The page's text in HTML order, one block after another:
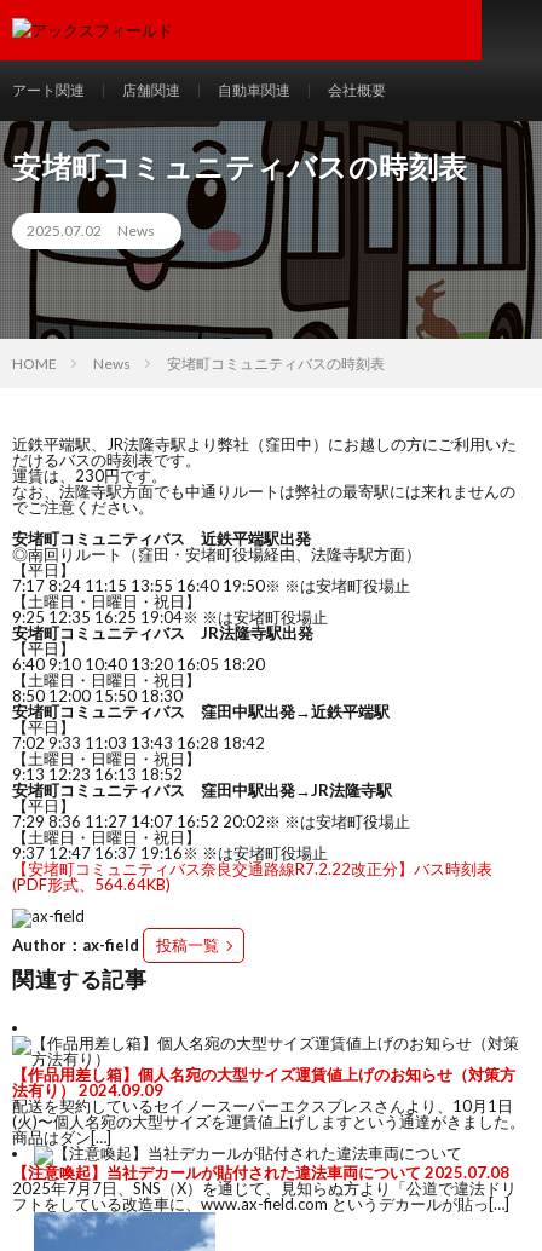
アート関連 店舗関連 自動車関連 会社概要
安堵町コミュニティバスの時刻表
2025.07.02 News
HOME News 安堵町コミュニティバスの時刻表
近鉄平端駅、JR法隆寺駅より弊社（窪田中）にお越しの方にご利用いた
だけるバスの時刻表です。
運賃は、230円です。
なお、法隆寺駅方面でも中通りルートは弊社の最寄駅には来れませんの
でご注意ください。
安堵町コミュニティバス 近鉄平端駅出発
◎南回りルート（窪田・安堵町役場経由、法隆寺駅方面）
【平日】
7:17 8:24 11:15 13:55 16:40 19:50※ ※は安堵町役場止
【土曜日・日曜日・祝日】
9:25 12:35 16:25 19:04※ ※は安堵町役場止
安堵町コミュニティバス JR法隆寺駅出発
【平日】
6:40 9:10 10:40 13:20 16:05 18:20
【土曜日・日曜日・祝日】
8:50 12:00 15:50 18:30
安堵町コミュニティバス 窪田中駅出発→近鉄平端駅
【平日】
7:02 9:33 11:03 13:43 16:28 18:42
【土曜日・日曜日・祝日】
9:13 12:23 16:13 18:52
安堵町コミュニティバス 窪田中駅出発→JR法隆寺駅
【平日】
7:29 8:36 11:27 14:07 16:52 20:02※ ※は安堵町役場止
【土曜日・日曜日・祝日】
9:37 12:47 16:37 19:16※ ※は安堵町役場止
【安堵町コミュニティバス奈良交通路線R7.2.22改正分】バス時刻表
(PDF形式、564.64KB)
Author：ax-field 投稿一覧
関連する記事
【作品用差し箱】個人名宛の大型サイズ運賃値上げのお知らせ（対策方
法有り）
2024.09.09
配送を契約しているセイノースーパーエクスプレスさんより、10月1日
(火)〜個人名宛の大型サイズを運賃値上げしますという通達がきました。
商品はダン[…]
【注意喚起】当社デカールが貼付された違法車両について 2025.07.08
2025年7月7日、SNS（X）を通じて、見知らぬ方より「公道で違法ドリ
フトをしている改造車に、www.ax-field.com というデカールが貼っ[…]